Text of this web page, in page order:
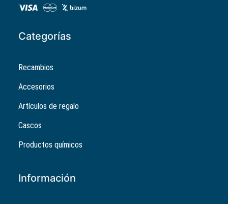
Categorías
Recambios
Accesorios
Artículos de regalo
Cascos
Productos químicos
Información